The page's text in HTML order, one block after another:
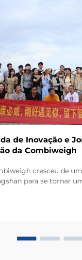
de Inovação e
da Combiweigh
cresceu de
para se tornar
ainda hoje uma